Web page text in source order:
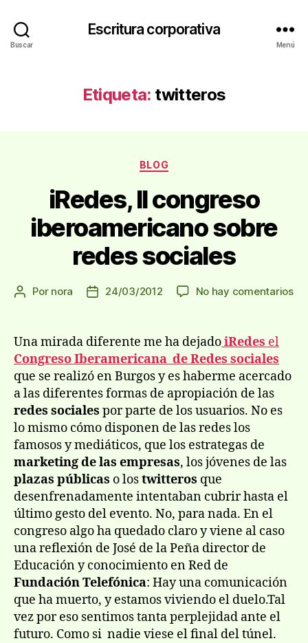
Buscar
Escritura corporativa
Menú
Etiqueta: twitteros
Categorías
BLOG
iRedes, II congreso
iberoamericano sobre
redes sociales
Autor
entrada
Por nora
Fecha
entrada
24/03/2012 No hay comentariosen
Una mirada diferente me ha dejadoiRedes el
Congreso Iberamericana de Redes sociales
que se realizó en Burgos y es haberme acercado
a las diferentes formas de apropiación de las
redes sociales por parte de los usuarios. No es
lo mismo cómo disponen de las redes los
famosos y mediáticos, que los estrategas de
marketing de las empresas, los jóvenes de las
plazas públicas o lostwitteros que
desenfrenadamente intentaban cubrir hasta el
último gesto del evento. No, para nada. En el
congreso algo ha quedado claro y viene al caso
una reflexión de José de la Peña director de
Educación y conocimiento en Red de
Fundación Telefónica: Hay una comunicación
que ha muerto, y estamos viviendo el duelo.Tal
vez por eso sentimos tanta perplejidad ante el
futuro. Como si nadie viese el final del túnel.